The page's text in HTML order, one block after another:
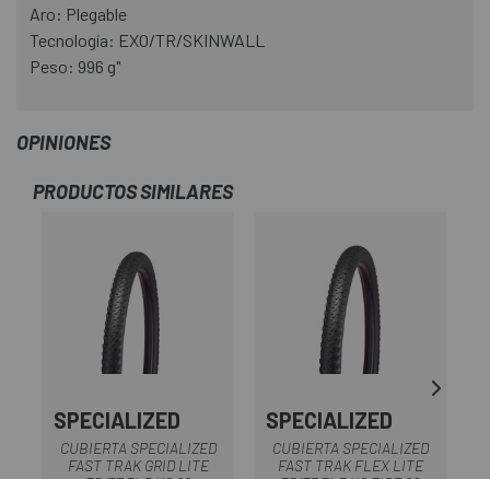
Aro: Plegable
Tecnología: EXO/TR/SKINWALL
Peso: 996 g"
OPINIONES
PRODUCTOS SIMILARES
SPECIALIZED
CUBIERTA SPECIALIZED
FAST TRAK GRID LITE
SPECIALIZED
CUBIERTA SPECIALIZED
FAST TRAK FLEX LITE